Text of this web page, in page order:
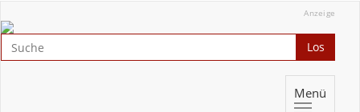
Anzeige
Los
Menü